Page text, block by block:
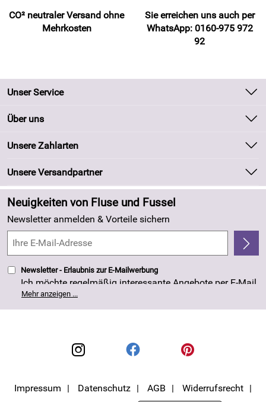
CO² neutraler Versand ohne
Mehrkosten
Sie erreichen uns auch per
WhatsApp: 0160-975 972
92
Unser Service
Kontakt
Kundeninformationen
Newsletter
Zahlung und Versand
Kundenlogin
Über uns
Unsere Bestseller
Neu
Angebote
Made in Germany
4,8/5
Unsere Zahlarten
Unsere Versandpartner
Neuigkeiten von Fluse und Fussel
Newsletter anmelden & Vorteile sichern
Newsletter - Erlaubnis zur E-Mailwerbung
Ich möchte regelmäßig interessante Angebote per E-Mail
erhalten. Meine E-Mail-Adresse wird nicht an andere
Unternehmen weitergegeben. Die Einwilligung zur
Nutzung meiner E-Mail- Adresse für Werbezwecke kann
Mehr anzeigen ...
Impressum Datenschutz AGB Widerrufsrecht